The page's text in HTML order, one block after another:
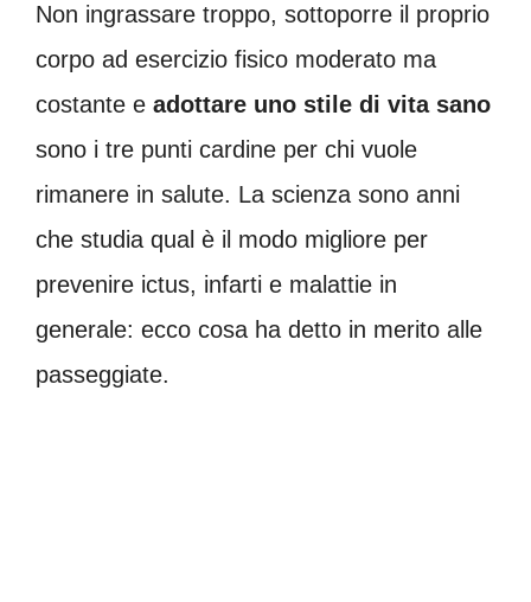
Non ingrassare troppo, sottoporre il proprio
corpo ad esercizio fisico moderato ma
costante e adottare uno stile di vita sano
sono i tre punti cardine per chi vuole
rimanere in salute. La scienza sono anni
che studia qual è il modo migliore per
prevenire ictus, infarti e malattie in
generale: ecco cosa ha detto in merito alle
passeggiate.